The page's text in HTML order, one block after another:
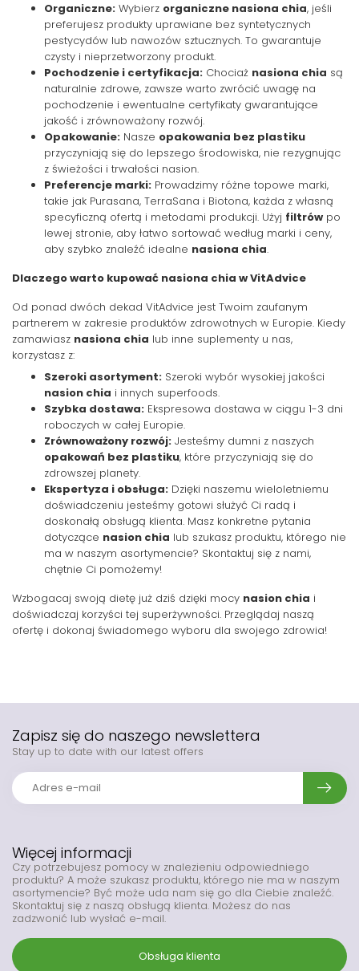
Organiczne: Wybierz organiczne nasiona chia, jeśli
preferujesz produkty uprawiane bez syntetycznych
pestycydów lub nawozów sztucznych. To gwarantuje
czysty i nieprzetworzony produkt.
Pochodzenie i certyfikacja: Chociaż nasiona chia są
naturalnie zdrowe, zawsze warto zwrócić uwagę na
pochodzenie i ewentualne certyfikaty gwarantujące
jakość i zrównoważony rozwój.
Opakowanie: Nasze opakowania bez plastiku
przyczyniają się do lepszego środowiska, nie rezygnując
z świeżości i trwałości nasion.
Preferencje marki: Prowadzimy różne topowe marki,
takie jak Purasana, TerraSana i Biotona, każda z własną
specyficzną ofertą i metodami produkcji. Użyj filtrów po
lewej stronie, aby łatwo sortować według marki i ceny,
aby szybko znaleźć idealne nasiona chia.
Dlaczego warto kupować nasiona chia w VitAdvice
Od ponad dwóch dekad VitAdvice jest Twoim zaufanym
partnerem w zakresie produktów zdrowotnych w Europie. Kiedy
zamawiasz nasiona chia lub inne suplementy u nas,
korzystasz z:
Szeroki asortyment: Szeroki wybór wysokiej jakości
nasion chia i innych superfoods.
Szybka dostawa: Ekspresowa dostawa w ciągu 1-3 dni
roboczych w całej Europie.
Zrównoważony rozwój: Jesteśmy dumni z naszych
opakowań bez plastiku, które przyczyniają się do
zdrowszej planety.
Ekspertyza i obsługa: Dzięki naszemu wieloletniemu
doświadczeniu jesteśmy gotowi służyć Ci radą i
doskonałą obsługą klienta. Masz konkretne pytania
dotyczące nasion chia lub szukasz produktu, którego nie
ma w naszym asortymencie? Skontaktuj się z nami,
chętnie Ci pomożemy!
Wzbogacaj swoją dietę już dziś dzięki mocy nasion chia i
doświadczaj korzyści tej superżywności. Przeglądaj naszą
ofertę i dokonaj świadomego wyboru dla swojego zdrowia!
Więcej informacji
Czy potrzebujesz pomocy w znalezieniu odpowiedniego
produktu? A może szukasz produktu, którego nie ma w naszym
asortymencie? Być może uda nam się go dla Ciebie znaleźć.
Skontaktuj się z naszą obsługą klienta. Możesz do nas
zadzwonić lub wysłać e-mail.
Obsługa klienta
Zapisz się do naszego newslettera
Stay up to date with our latest offers